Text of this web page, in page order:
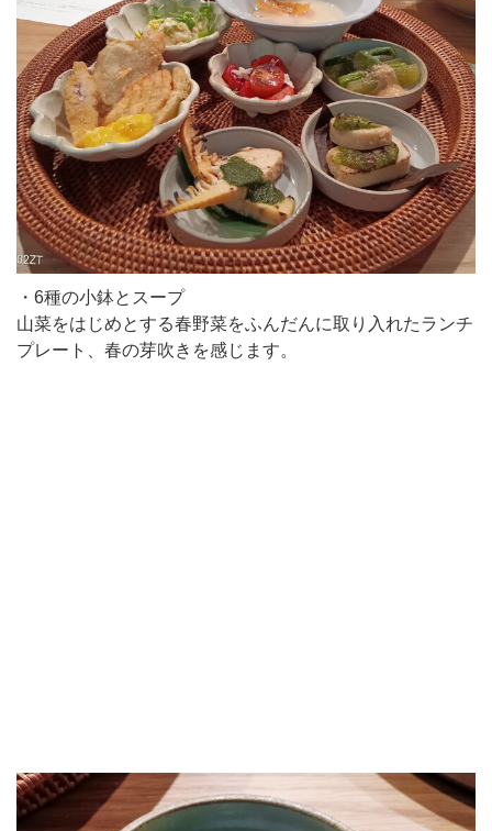
・6種の小鉢とスープ
山菜をはじめとする春野菜をふんだんに取り入れたランチ
プレート、春の芽吹きを感じます。